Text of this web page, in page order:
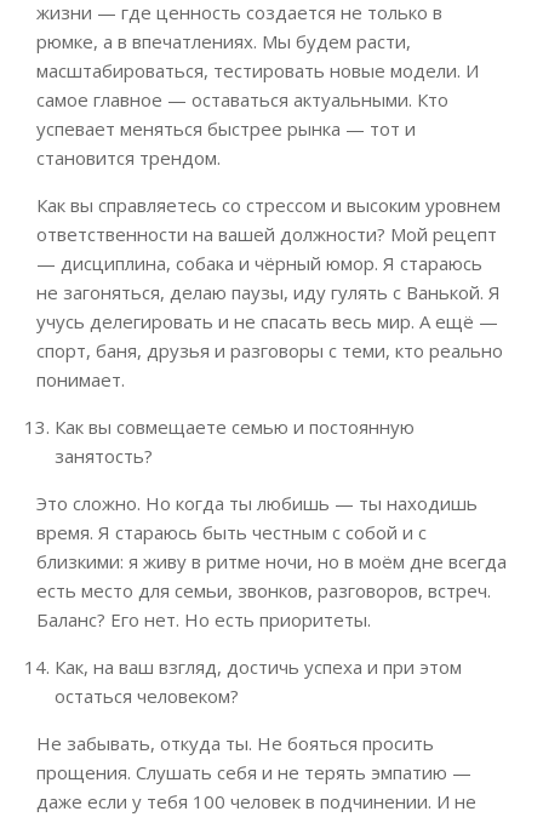
жизни — где ценность создается не только в
рюмке, а в впечатлениях. Мы будем расти,
масштабироваться, тестировать новые модели. И
самое главное — оставаться актуальными. Кто
успевает меняться быстрее рынка — тот и
становится трендом.
Как вы справляетесь со стрессом и высоким уровнем
ответственности на вашей должности? Мой рецепт
— дисциплина, собака и чёрный юмор. Я стараюсь
не загоняться, делаю паузы, иду гулять с Ванькой. Я
учусь делегировать и не спасать весь мир. А ещё —
спорт, баня, друзья и разговоры с теми, кто реально
понимает.
Как вы совмещаете семью и постоянную
занятость?
Это сложно. Но когда ты любишь — ты находишь
время. Я стараюсь быть честным с собой и с
близкими: я живу в ритме ночи, но в моём дне всегда
есть место для семьи, звонков, разговоров, встреч.
Баланс? Его нет. Но есть приоритеты.
Как, на ваш взгляд, достичь успеха и при этом
остаться человеком?
Не забывать, откуда ты. Не бояться просить
прощения. Слушать себя и не терять эмпатию —
даже если у тебя 100 человек в подчинении. И не